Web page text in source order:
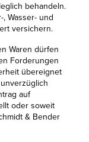
behandeln.
Wasser- und
versichern.
Waren dürfen
Forderungen
übereignet
auf
oder soweit
& Bender